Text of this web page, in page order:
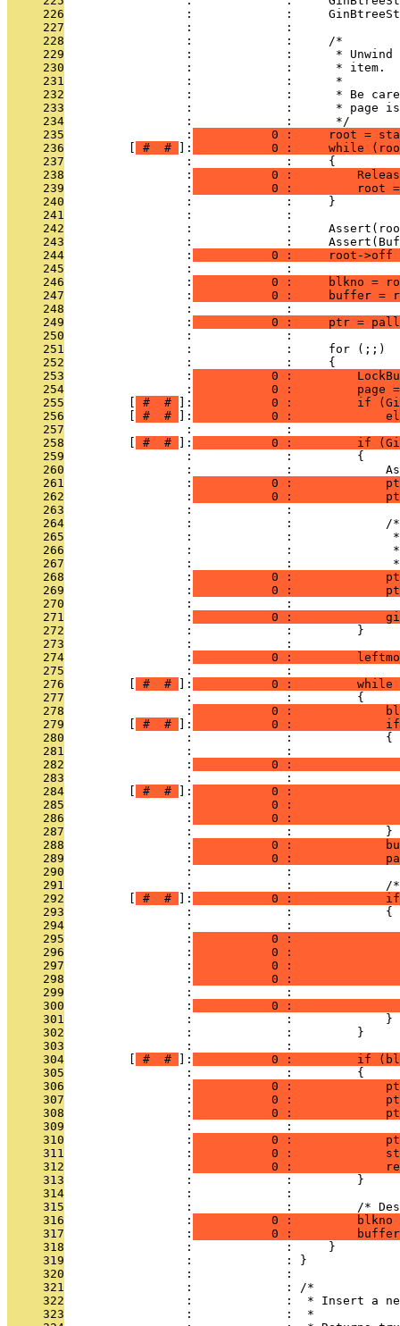
     226
:             :
     227
                 :             :
     228
                 :             :     /*
     229
:             :      *
     230
                 :             :      * item.
     231
                 :             :      *
     232
:             :      * Be
     233
:             :      * page
     234
                 :             :      */
     235
                 :
0 :     root =
     236
# # ]:
0 :     while
     237
                 :             :     {
     238
                 :
0 :
     239
                 :
0 :         root
     240
                 :             :     }
     241
                 :             :
     242
:             :
     243
:             :
     244
                 :
0 :     root->off
     245
                 :             :
     246
                 :
0 :     blkno =
     247
                 :
0 :     buffer =
     248
                 :             :
     249
                 :
0 :     ptr =
     250
                 :             :
     251
                 :             :     for (;;)
     252
                 :             :     {
     253
                 :
0 :
     254
                 :
0 :         page
     255
# # ]:
0 :         if
     256
# # ]:
0 :
     257
                 :             :
     258
# # ]:
0 :         if
     259
                 :             :         {
     260
:             :
     261
                 :
0 :
     262
                 :
0 :
     263
                 :             :
     264
                 :             :             /*
     265
:             :
     266
:             :
     267
:             :
     268
                 :
0 :
     269
                 :
0 :
     270
                 :             :
     271
                 :
0 :
     272
                 :             :         }
     273
                 :             :
     274
                 :
0 :
     275
                 :             :
     276
# # ]:
0 :         while
     277
                 :             :         {
     278
                 :
0 :
     279
# # ]:
0 :
     280
                 :             :             {
     281
:             :
     282
                 :
0 :
     283
:             :
     284
# # ]:
0 :
     285
                 :
0 :
     286
                 :
0 :
     287
                 :             :             }
     288
                 :
0 :
     289
                 :
0 :
     290
                 :             :
     291
:             :
     292
# # ]:
0 :
     293
                 :             :             {
     294
:             :
     295
                 :
0 :
     296
                 :
0 :
     297
                 :
0 :
     298
                 :
0 :
     299
                 :             :
     300
                 :
0 :
     301
                 :             :             }
     302
                 :             :         }
     303
                 :             :
     304
# # ]:
0 :         if
     305
                 :             :         {
     306
                 :
0 :
     307
                 :
0 :
     308
                 :
0 :
     309
:             :
     310
                 :
0 :
     311
                 :
0 :
     312
                 :
0 :
     313
                 :             :         }
     314
                 :             :
     315
:             :         /*
     316
                 :
0 :         blkno
     317
                 :
0 :
     318
                 :             :     }
     319
                 :             : }
     320
                 :             :
     321
                 :             : /*
     322
:             :  * Insert a
     323
                 :             :  *